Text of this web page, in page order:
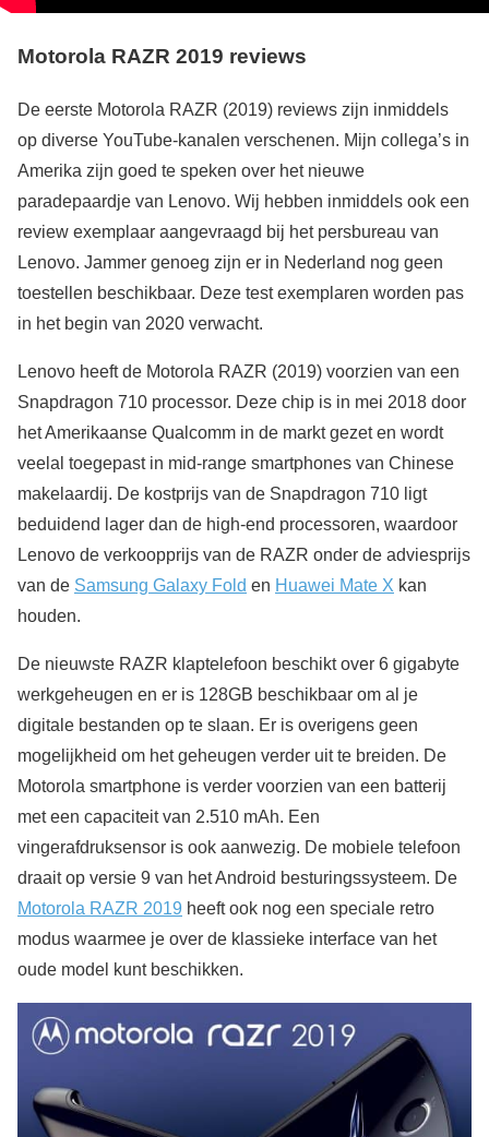
Motorola RAZR 2019 reviews
De eerste Motorola RAZR (2019) reviews zijn inmiddels
op diverse YouTube-kanalen verschenen. Mijn collega’s in
Amerika zijn goed te speken over het nieuwe
paradepaardje van Lenovo. Wij hebben inmiddels ook een
review exemplaar aangevraagd bij het persbureau van
Lenovo. Jammer genoeg zijn er in Nederland nog geen
toestellen beschikbaar. Deze test exemplaren worden pas
in het begin van 2020 verwacht.
Lenovo heeft de Motorola RAZR (2019) voorzien van een
Snapdragon 710 processor. Deze chip is in mei 2018 door
het Amerikaanse Qualcomm in de markt gezet en wordt
veelal toegepast in mid-range smartphones van Chinese
makelaardij. De kostprijs van de Snapdragon 710 ligt
beduidend lager dan de high-end processoren, waardoor
Lenovo de verkoopprijs van de RAZR onder de adviesprijs
van de Samsung Galaxy Fold en Huawei Mate X kan
houden.
De nieuwste RAZR klaptelefoon beschikt over 6 gigabyte
werkgeheugen en er is 128GB beschikbaar om al je
digitale bestanden op te slaan. Er is overigens geen
mogelijkheid om het geheugen verder uit te breiden. De
Motorola smartphone is verder voorzien van een batterij
met een capaciteit van 2.510 mAh. Een
vingerafdruksensor is ook aanwezig. De mobiele telefoon
draait op versie 9 van het Android besturingssysteem. De
Motorola RAZR 2019 heeft ook nog een speciale retro
modus waarmee je over de klassieke interface van het
oude model kunt beschikken.